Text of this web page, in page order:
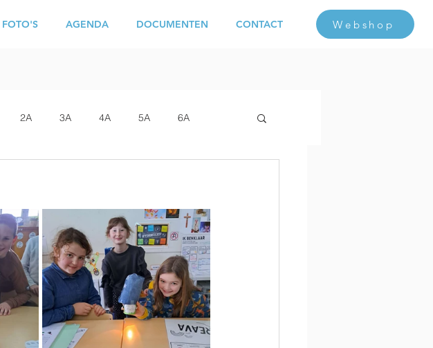
FOTO'S AGENDA DOCUMENTEN CONTACT Webshop
2A 3A 4A 5A 6A